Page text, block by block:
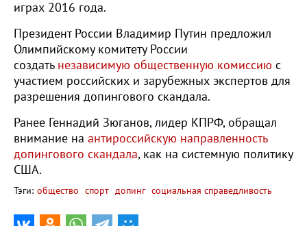
играх 2016 года.
Президент России Владимир Путин предложил
Олимпийскому комитету России
создать независимую общественную комиссию с
участием российских и зарубежных экспертов для
разрешения допингового скандала.
Ранее Геннадий Зюганов, лидер КПРФ, обращал
внимание на антироссийскую направленность
допингового скандала, как на системную политику
США.
Тэги: общество спорт допинг социальная справедливость